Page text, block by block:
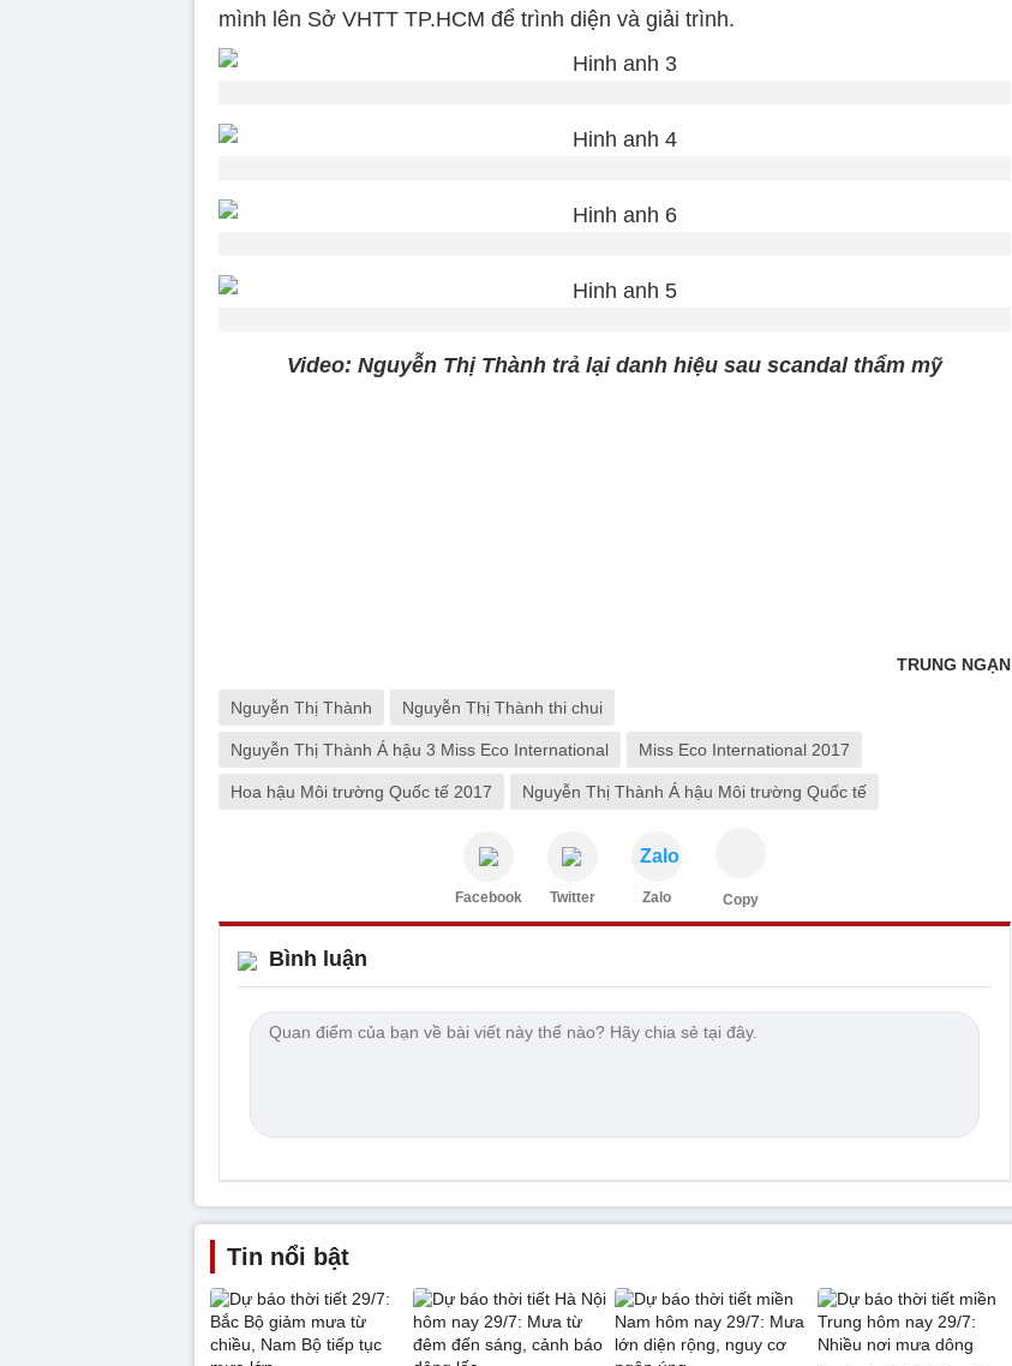
mình lên Sở VHTT TP.HCM để trình diện và giải trình.
Video: Nguyễn Thị Thành trả lại danh hiệu sau scandal thẩm mỹ
TRUNG NGẠN
Nguyễn Thị Thành Nguyễn Thị Thành thi chui
Nguyễn Thị Thành Á hậu 3 Miss Eco International Miss Eco International 2017
Hoa hậu Môi trường Quốc tế 2017 Nguyễn Thị Thành Á hậu Môi trường Quốc tế
Facebook Twitter
Zalo
Zalo Copy
Bình luận
Tin nổi bật